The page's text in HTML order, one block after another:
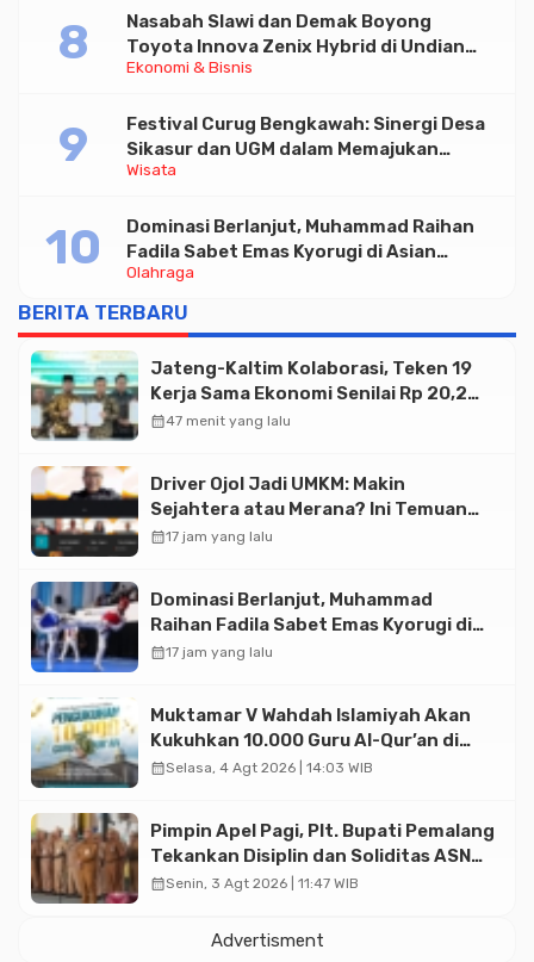
Ekonomi & Bisnis
Nasabah Slawi dan Demak Boyong
Toyota Innova Zenix Hybrid di Undian
Tabungan Bima Bank Jateng
Wisata
Festival Curug Bengkawah: Sinergi Desa
Sikasur dan UGM dalam Memajukan
Wisata serta UMKM Lokal
Olahraga
Dominasi Berlanjut, Muhammad Raihan
Fadila Sabet Emas Kyorugi di Asian
Taekwondo Indonesia Open 2026
BERITA TERBARU
Jateng-Kaltim Kolaborasi, Teken 19
Kerja Sama Ekonomi Senilai Rp 20,2
Triliun
calendar_month47 menit yang lalu
Driver Ojol Jadi UMKM: Makin
Sejahtera atau Merana? Ini Temuan
Diskusi Paramadina
calendar_month17 jam yang lalu
Dominasi Berlanjut, Muhammad
Raihan Fadila Sabet Emas Kyorugi di
Asian Taekwondo Indonesia Open
calendar_month17 jam yang lalu
Muktamar V Wahdah Islamiyah Akan
Kukuhkan 10.000 Guru Al-Qur’an di
Masjid Istiqlal
calendar_monthSelasa, 4 Agt 2026 | 14:03 WIB
Pimpin Apel Pagi, Plt. Bupati Pemalang
Tekankan Disiplin dan Soliditas ASN
untuk Pelayanan Publik
calendar_monthSenin, 3 Agt 2026 | 11:47 WIB
Advertisment